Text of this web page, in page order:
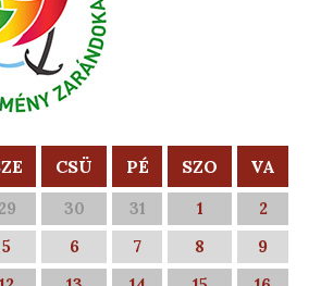
CSÜ PÉ SZO VA
29 30 31 1
2
5 6 7 8
9